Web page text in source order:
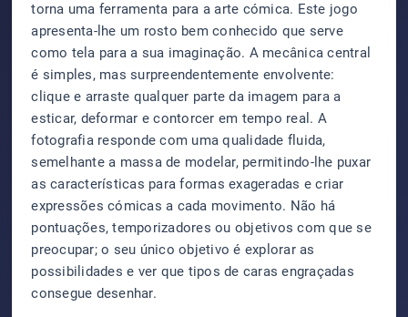
torna uma ferramenta para a arte cómica. Este jogo
apresenta-lhe um rosto bem conhecido que serve
como tela para a sua imaginação. A mecânica central
é simples, mas surpreendentemente envolvente:
clique e arraste qualquer parte da imagem para a
esticar, deformar e contorcer em tempo real. A
fotografia responde com uma qualidade fluida,
semelhante a massa de modelar, permitindo-lhe puxar
as características para formas exageradas e criar
expressões cómicas a cada movimento. Não há
pontuações, temporizadores ou objetivos com que se
preocupar; o seu único objetivo é explorar as
possibilidades e ver que tipos de caras engraçadas
consegue desenhar.